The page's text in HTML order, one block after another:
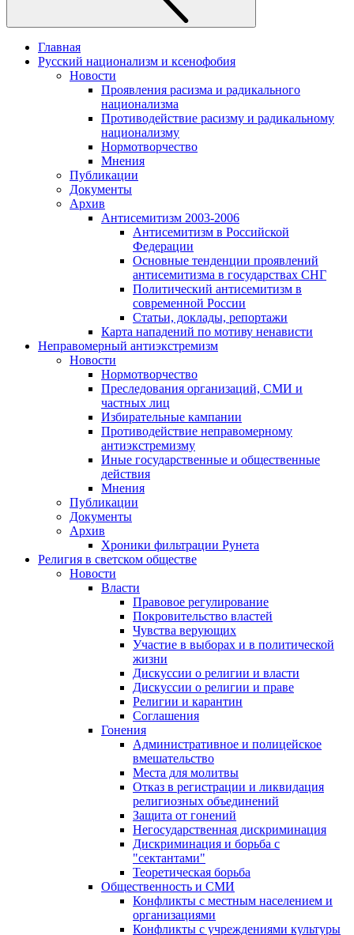
Главная
Русский национализм и ксенофобия
Новости
Проявления расизма и радикального
национализма
Противодействие расизму и радикальному
национализму
Нормотворчество
Мнения
Публикации
Документы
Архив
Антисемитизм 2003-2006
Антисемитизм в Российской
Федерации
Основные тенденции проявлений
антисемитизма в государствах СНГ
Политический антисемитизм в
современной России
Статьи, доклады, репортажи
Карта нападений по мотиву ненависти
Неправомерный антиэкстремизм
Новости
Нормотворчество
Преследования организаций, СМИ и
частных лиц
Избирательные кампании
Противодействие неправомерному
антиэкстремизму
Иные государственные и общественные
действия
Мнения
Публикации
Документы
Архив
Хроники фильтрации Рунета
Религия в светском обществе
Новости
Власти
Правовое регулирование
Покровительство властей
Чувства верующих
Участие в выборах и в политической
жизни
Дискуссии о религии и власти
Дискуссии о религии и праве
Религии и карантин
Соглашения
Гонения
Административное и полицейское
вмешательство
Места для молитвы
Отказ в регистрации и ликвидация
религиозных объединений
Защита от гонений
Негосударственная дискриминация
Дискриминация и борьба с
"сектантами"
Теоретическая борьба
Общественность и СМИ
Конфликты с местным населением и
организациями
Конфликты с учреждениями культуры